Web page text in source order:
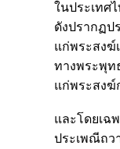
ในประเทศ
ดังปรากฏป
แก่พระสงฆ์
ทางพระพุท
แก่พระสงฆ์
และโดยเฉ
ประเพณีถว